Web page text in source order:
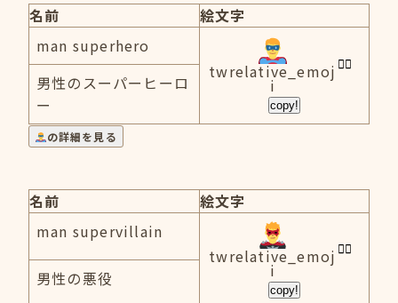
名前
絵文字
man superhero
twrelative_emoj
i
copy!
男性のスーパーヒーロ
ー
の詳細を見る
名前
絵文字
man supervillain
twrelative_emoj
i
copy!
男性の悪役